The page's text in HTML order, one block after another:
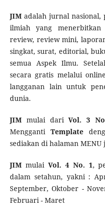
JIM adalah jurnal nasional,
ilmiah yang menerbitkan
review, review mini,
singkat, surat, editorial,
semua Aspek Ilmu.
secara gratis melalui
langganan lain untuk
dunia.
JIM mulai dariVol. 3
Mengganti Template
sediakan di halaman MENU
JIMmulai Vol. 4 No. 1,
dalam setahun, yakni :
September, Oktober -
Februari - Maret